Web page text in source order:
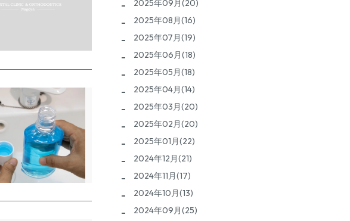
2025年09月(20)
2025年08月(16)
2025年07月(19)
2025年06月(18)
2025年05月(18)
2025年04月(14)
2025年03月(20)
2025年02月(20)
2025年01月(22)
2024年12月(21)
2024年11月(17)
2024年10月(13)
2024年09月(25)